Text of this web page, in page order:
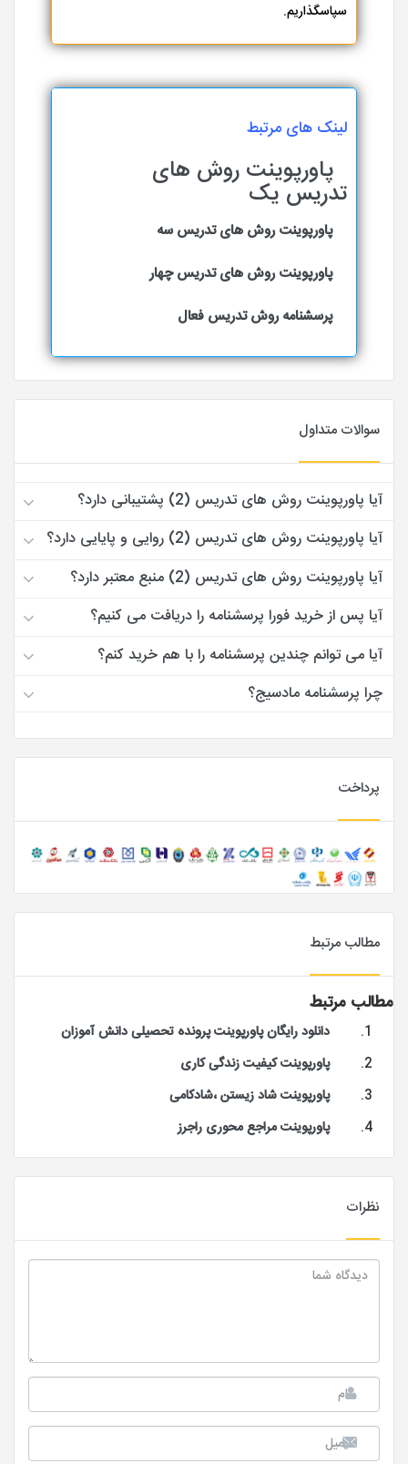
سپاسگذاریم.
لینک های مرتبط
پاورپوینت روش های
تدریس یک
پاورپوینت روش های تدریس سه
پاورپوینت روش های تدریس چهار
پرسشنامه روش تدریس فعال
سوالات متداول
آیا پاورپوینت روش های تدریس (2) پشتیبانی دارد؟
آیا پاورپوینت روش های تدریس (2) روایی و پایایی دارد؟
آیا پاورپوینت روش های تدریس (2) منبع معتبر دارد؟
آیا پس از خرید فورا پرسشنامه را دریافت می کنیم؟
آیا می توانم چندین پرسشنامه را با هم خرید کنم؟
چرا پرسشنامه مادسیج؟
پرداخت
مطالب مرتبط
مطالب مرتبط
دانلود رایگان پاورپوینت پرونده تحصیلی دانش آموزان
پاورپوینت کیفیت زندگی کاری
پاورپوینت شاد زیستن ،شادکامی
پاورپوینت مراجع محوری راجرز
نظرات